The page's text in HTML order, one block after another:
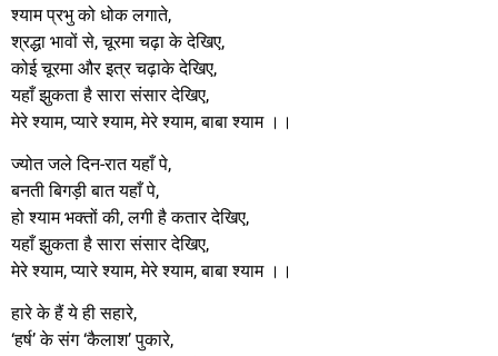
श्याम प्रभु को धोक लगाते,
श्रद्धा भावों से, चूरमा चढ़ा के देखिए,
कोई चूरमा और इत्र चढ़ाके देखिए,
यहाँ झुकता है सारा संसार देखिए,
मेरे श्याम, प्यारे श्याम, मेरे श्याम, बाबा श्याम ।।
ज्योत जले दिन-रात यहाँ पे,
बनती बिगड़ी बात यहाँ पे,
हो श्याम भक्तों की, लगी है कतार देखिए,
यहाँ झुकता है सारा संसार देखिए,
मेरे श्याम, प्यारे श्याम, मेरे श्याम, बाबा श्याम ।।
हारे के हैं ये ही सहारे,
‘हर्ष’ के संग ‘कैलाश’ पुकारे,